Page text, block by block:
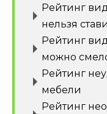
Рейтинг
нельзя
Рейтинг
можно
Рейтинг
мебели
Рейтинг